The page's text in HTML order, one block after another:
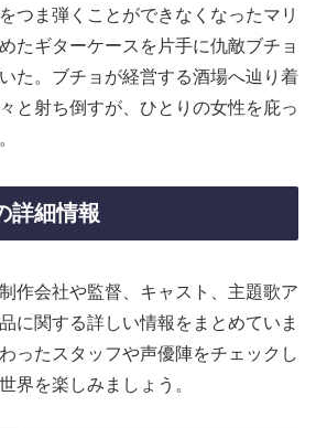
つま弾くことができなくなったマリ
たギターケースを片手に仇敵ブチョ
た。ブチョが経営する酒場へ辿り着
と射ち倒すが、ひとりの女性を庇っ
詳細情報
作会社や監督、キャスト、主題歌ア
に関する詳しい情報をまとめていま
ったスタッフや声優陣をチェックし
界を楽しみましょう。